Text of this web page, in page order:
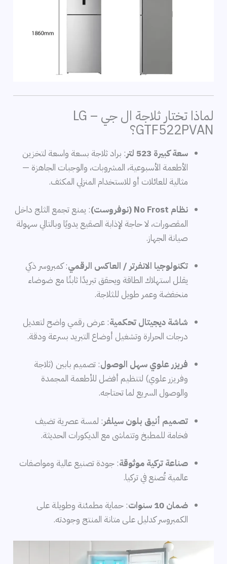
لماذا تختار ثلاجة ال جي – LG
GTF522PVAN؟
سعة كبيرة 523 لتر
: براد ثلاجة بسعة واسعة لتخزين
الأطعمة الأسبوعية، المشروبات، والوجبات الجاهزة —
مثالية للعائلات أو للاستخدام المنزلي المكثف.
نظام No Frost (نوفروست)
: يمنع تجمع الثلج داخل
المقصورات، لا حاجة لإذابة الصقيع يدويًا وبالتالي سهولة
صيانة الجهاز.
تكنولوجيا الانفرتر / العاكس الرقمي: كمبروسر ذكي
يقلل استهلاك الطاقة ويحقق تبريدًا ثابتًا مع ضوضاء
منخفضة وعمر طويل للثلاجة.
شاشة ديجيتال تحكمية: عرض رقمي واضح لتعديل
درجات الحرارة وتشغيل أوضاع التبريد بسرعة ودقة.
فريزر علوي سهل الوصول: تصميم بابين (ثلاجة
وفريزر علوي) لتنظيم أفضل للأطعمة المجمدة
والوصول السريع لما تحتاجه.
تصميم أنيق بلون سيلفر: لمسة عصرية تضيف
فخامة للمطبخ وتتماشى مع الديكورات الحديثة.
صناعة تركية موثوقة: جودة تصنيع عالية ومواصفات
عالمية تُصنع في تركيا.
ضمان 10 سنوات
: حماية مطمئنة وطويلة على
الكمبروسر كدليل على متانة المنتج وجودته.